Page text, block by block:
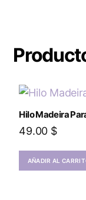
Hilo Madeira
49.00 $
AÑADIR AL